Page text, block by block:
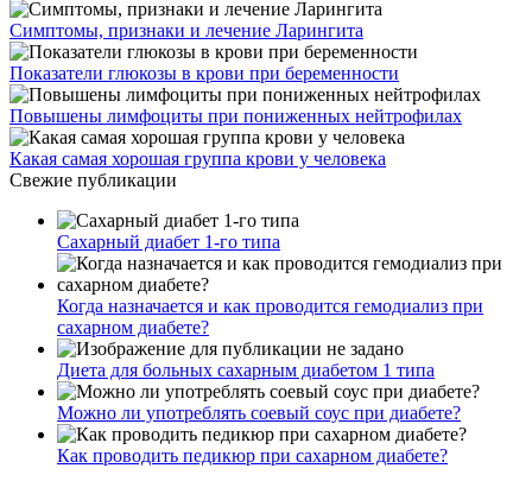
Симптомы, признаки и лечение Ларингита
Показатели глюкозы в крови при беременности
Повышены лимфоциты при пониженных нейтрофилах
Какая самая хорошая группа крови у человека
Свежие публикации
Сахарный диабет 1-го типа
Когда назначается и как проводится гемодиализ при
сахарном диабете?
Диета для больных сахарным диабетом 1 типа
Можно ли употреблять соевый соус при диабете?
Как проводить педикюр при сахарном диабете?